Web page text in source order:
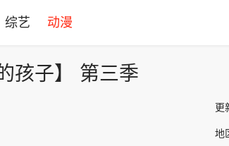
综艺 动漫
孩子】 第三季
更
地